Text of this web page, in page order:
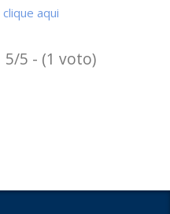
clique aqui
5/5 - (1 voto)